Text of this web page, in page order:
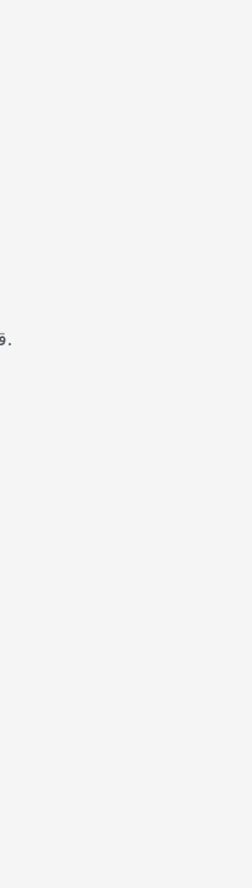
قطر الأنبوب 20~120مم / أنبوب مربع ≤120×120مم: اختر نموذج 455 القياسي، فعال من حيث التكلفة للاستخدام العام.